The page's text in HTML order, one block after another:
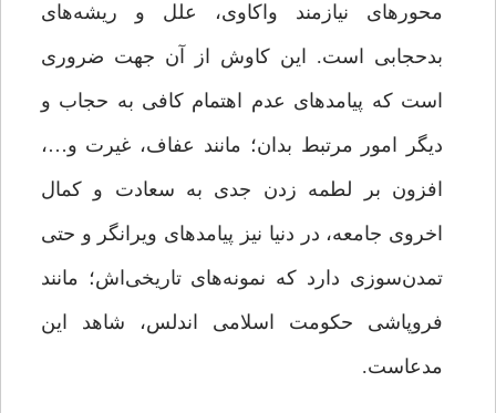
محورهای نیازمند واکاوی، علل و ریشه‌های
بدحجابی است. این کاوش از آن جهت ضروری
است که پیامدهای عدم اهتمام کافی به حجاب و
دیگر امور مرتبط بدان؛ مانند عفاف، غیرت و…،
افزون بر لطمه زدن جدی به سعادت و کمال
اخروی جامعه، در دنیا نیز پیامدهای ویرانگر و حتی
تمدن‌سوزی دارد که نمونه‌های تاریخی‌اش؛ مانند
فروپاشی حکومت اسلامی اندلس، شاهد این
مدعاست.